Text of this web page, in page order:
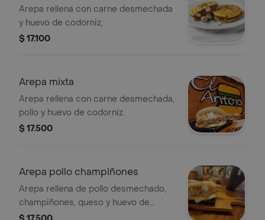
Arepa rellena con carne desmechada
y huevo de codorniz,
$ 17.100
Arepa mixta
Arepa rellena con carne desmechada,
pollo y huevo de codorniz.
$ 17.500
Arepa pollo champiñones
Arepa rellena de pollo desmechado,
champiñones, queso y huevo de
codorniz.